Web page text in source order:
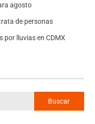
agosto
de personas
por lluvias en CDMX